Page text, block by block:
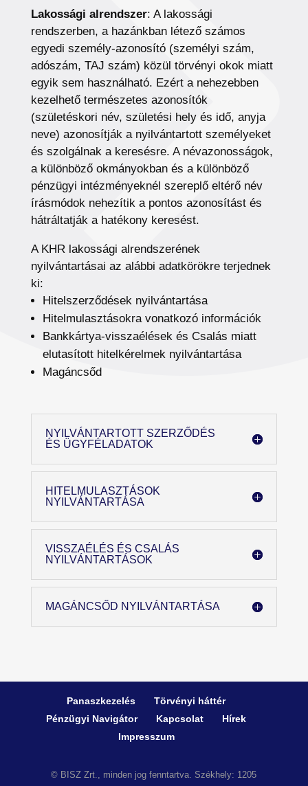
Lakossági alrendszer: A lakossági
rendszerben, a hazánkban létező számos
egyedi személy-azonosító (személyi szám,
adószám, TAJ szám) közül törvényi okok miatt
egyik sem használható. Ezért a nehezebben
kezelhető természetes azonosítók
(születéskori név, születési hely és idő, anyja
neve) azonosítják a nyilvántartott személyeket
és szolgálnak a keresésre. A névazonosságok,
a különböző okmányokban és a különböző
pénzügyi intézményeknél szereplő eltérő név
írásmódok nehezítik a pontos azonosítást és
hátráltatják a hatékony keresést.
A KHR lakossági alrendszerének
nyilvántartásai az alábbi adatkörökre terjednek
ki:
Hitelszerződések nyilvántartása
Hitelmulasztásokra vonatkozó információk
Bankkártya-visszaélések és Csalás miatt
elutasított hitelkérelmek nyilvántartása
Magáncsőd
NYILVÁNTARTOTT SZERZŐDÉS
ÉS ÜGYFÉLADATOK
HITELMULASZTÁSOK
NYILVÁNTARTÁSA
VISSZAÉLÉS ÉS CSALÁS
NYILVÁNTARTÁSOK
MAGÁNCSŐD NYILVÁNTARTÁSA
Panaszkezelés
Törvényi háttér
Pénzügyi Navigátor
Kapcsolat
Hírek
Impresszum
© BISZ Zrt., minden jog fenntartva. Székhely: 1205